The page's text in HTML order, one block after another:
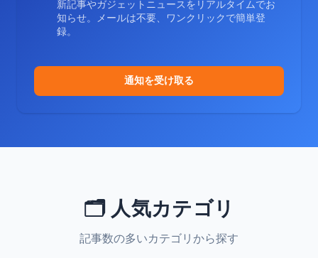
新記事やガジェットニュースをリアルタイムでお
知らせ。メールは不要、ワンクリックで簡単登
録。
通知を受け取る
🗂️ 人気カテゴリ
記事数の多いカテゴリから探す